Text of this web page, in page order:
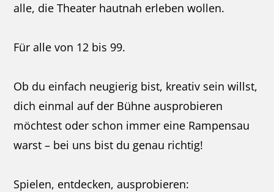
alle, die Theater hautnah erleben wollen.
Für alle von 12 bis 99.
Ob du einfach neugierig bist, kreativ sein willst,
dich einmal auf der Bühne ausprobieren
möchtest oder schon immer eine Rampensau
warst – bei uns bist du genau richtig!
Spielen, entdecken, ausprobieren: